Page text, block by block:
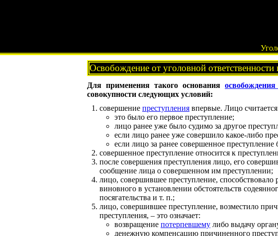
Освобождение от уголовной
Для применения такого основания
совокупности следующих условий:
совершение преступления впервые. Лицо
это было его первое преступление;
лицо ранее уже было судимо за другое
если лицо ранее уже совершило какое-либо
если лицо за ранее совершенное
совершенное преступление относится к
после совершения преступления лицо, его
сообщение лица о совершенном им преступлении;
лицо, совершившее преступление,
виновного в установлении обстоятельств
посягательства и т. п.;
лицо, совершившее преступление, возместило
преступления, – это означает:
возвращение потерпевшему либо выдачу
денежную компенсацию причиненного